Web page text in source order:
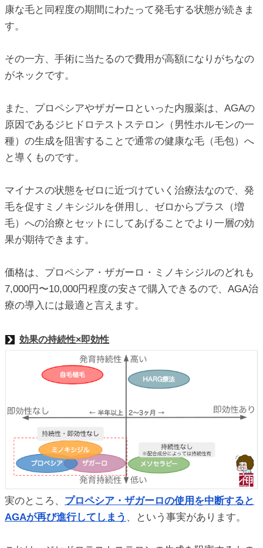
康な毛と同程度の期間にわたって発毛する状態が続きま
す。
その一方、手術に当たるので費用が高額になりがちなの
がネックです。
また、プロペシアやザガーロといった内服薬は、AGAの
原因であるジヒドロテストステロン（男性ホルモンの一
種）の生成を阻害することで通常の健康な毛（毛包）へ
と導くものです。
マイナスの状態をゼロに近づけていく治療法なので、発
毛を促すミノキシジルを併用し、ゼロからプラス（増
毛）への治療とセットにしてあげることでより一層の効
果が期待できます。
価格は、プロペシア・ザガーロ・ミノキシジルのどれも
7,000円〜10,000円程度の安さで購入できるので、AGA治
療の導入には最適と言えます。
効果の持続性×即効性
実のところ、 プロペシア・ザガーロの使用を中断すると
AGAが再び進行してしまう 、という事実があります。